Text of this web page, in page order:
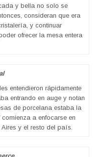
y bella no solo se
consideran que era
y continuar
ofrecer la mesa entera
entendieron rápidamente
entrando en auge y notan
de porcelana estaba la
a enfocarse en
y el resto del país.